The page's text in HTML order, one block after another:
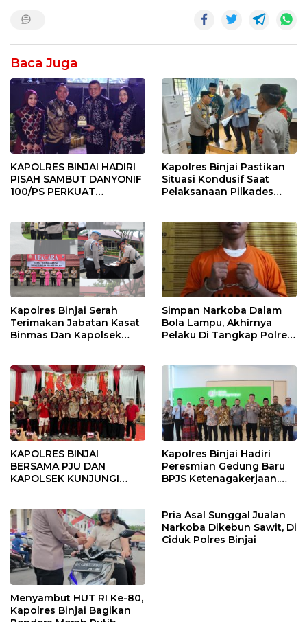
Baca Juga
KAPOLRES BINJAI HADIRI
PISAH SAMBUT DANYONIF
100/PS PERKUAT
Kapolres Binjai Pastikan
Situasi Kondusif Saat
Pelaksanaan Pilkades
Kapolres Binjai Serah
Terimakan Jabatan Kasat
Binmas Dan Kapolsek
Simpan Narkoba Dalam
Bola Lampu, Akhirnya
Pelaku Di Tangkap Polres
KAPOLRES BINJAI
BERSAMA PJU DAN
KAPOLSEK KUNJUNGI
Kapolres Binjai Hadiri
Peresmian Gedung Baru
BPJS Ketenagakerjaan.
Menyambut HUT RI Ke-80,
Kapolres Binjai Bagikan
Pria Asal Sunggal Jualan
Narkoba Dikebun Sawit, Di
Ciduk Polres Binjai